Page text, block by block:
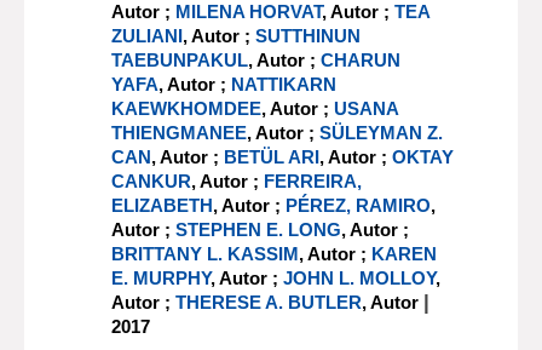
Autor ; MILENA HORVAT, Autor ;TEA
ZULIANI, Autor ;SUTTHINUN
TAEBUNPAKUL, Autor ;CHARUN
YAFA, Autor ; NATTIKARN
KAEWKHOMDEE, Autor ;USANA
THIENGMANEE, Autor ;SÜLEYMAN Z.
CAN, Autor ; BETÜL ARI, Autor ;OKTAY
CANKUR, Autor ; FERREIRA,
ELIZABETH, Autor ; PÉREZ, RAMIRO,
Autor ;STEPHEN E. LONG, Autor ;
BRITTANY L. KASSIM, Autor ; KAREN
E. MURPHY, Autor ;JOHN L. MOLLOY,
Autor ;THERESE A. BUTLER, Autor |
2017